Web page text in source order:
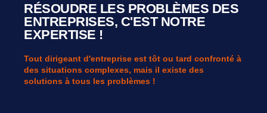
RÉSOUDRE LES PROBLÈMES DES
ENTREPRISES, C'EST NOTRE
EXPERTISE !
Tout dirigeant d'entreprise est tôt ou tard confronté à
des situations complexes, mais il existe des
solutions à tous les problèmes !